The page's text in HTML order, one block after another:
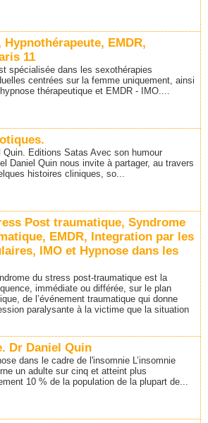
Hypnothérapeute, EMDR,
11
spécialisée dans les sexothérapies
centrées sur la femme uniquement, ainsi
hypnose thérapeutique et EMDR - IMO....
Quin. Editions Satas Avec son humour
Daniel Quin nous invite à partager, au travers
histoires cliniques, so...
Post traumatique, Syndrome
EMDR, Integration par les
IMO et Hypnose dans les
du stress post-traumatique est la
immédiate ou différée, sur le plan
de l’événement traumatique qui donne
paralysante à la victime que la situation
Dr Daniel Quin
dans le cadre de l'insomnie L’insomnie
un adulte sur cinq et atteint plus
10 % de la population de la plupart de...